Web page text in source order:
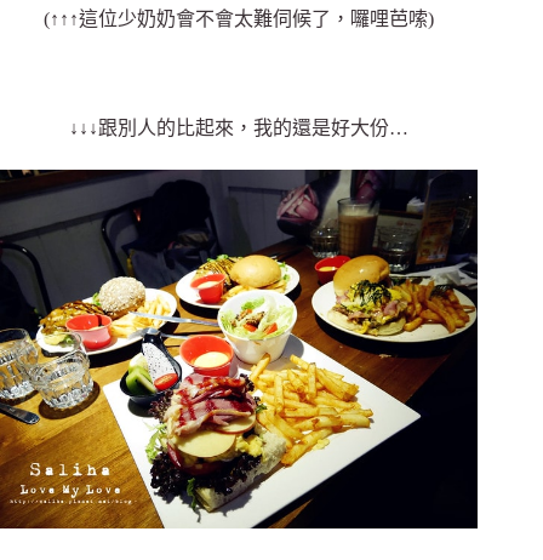
(↑↑↑這位少奶奶會不會太難伺候了，囉哩芭嗦)
↓↓↓跟別人的比起來，我的還是好大份…